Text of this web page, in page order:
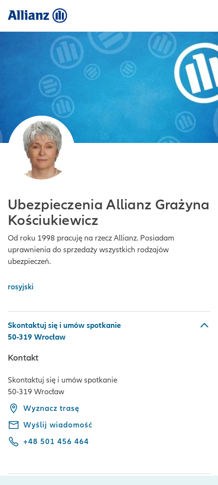
Ubezpieczenia Allianz Grażyna
Kościukiewicz
Od roku 1998 pracuję na rzecz Allianz. Posiadam
uprawnienia do sprzedaży wszystkich rodzajów
ubezpieczeń.
rosyjski
Skontaktuj się i umów spotkanie
50-319 Wrocław
Kontakt
Skontaktuj się i umów spotkanie
50-319 Wrocław
Wyznacz trasę
Wyślij wiadomość
+48 501 456 464